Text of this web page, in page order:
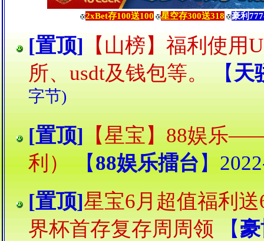
2xBet存100送100 星空存300送318 豪利
[置顶] 【山榜】福利使用
所、usdt及钱包等。
【 天
字节)
[置顶] 【星宝】88娱乐
利）
【88娱乐擂台 】
[置顶]星宝6月超值福利
界杯首存复存周周领 【